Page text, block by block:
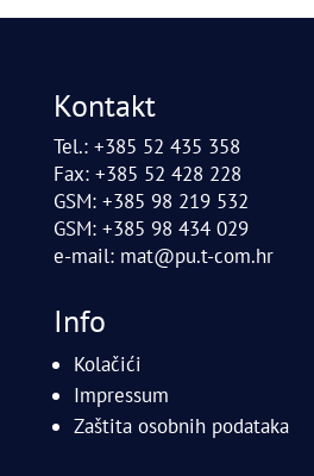
Kontakt
Tel.: +385 52 435 358
Fax: +385 52 428 228
GSM: +385 98 219 532
GSM: +385 98 434 029
e-mail: mat@pu.t-com.hr
Info
Kolačići
Impressum
Zaštita osobnih podataka